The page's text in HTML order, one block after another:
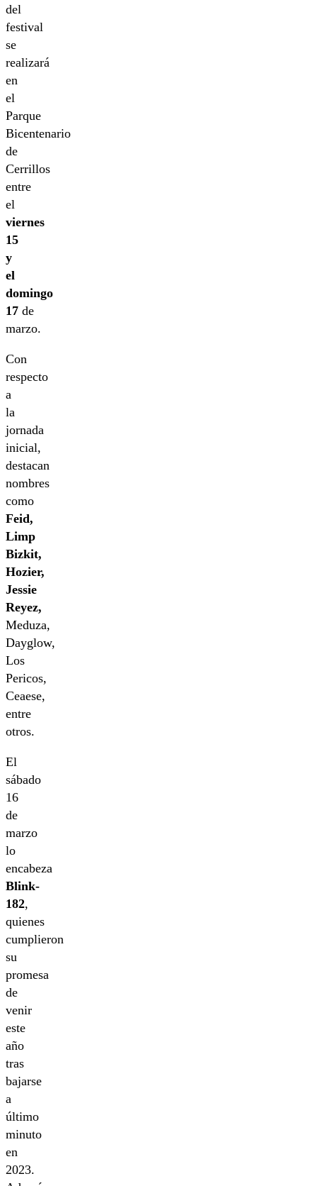
del
festival
se
realizará
en
el
Parque
Bicentenario
de
Cerrillos
entre
el
viernes
15
y
el
domingo
17 de
marzo.
Con
respecto
a
la
jornada
inicial,
destacan
nombres
como
Feid,
Limp
Bizkit,
Hozier,
Jessie
Reyez,
Meduza,
Dayglow,
Los
Pericos,
Ceaese,
entre
otros.
El
sábado
16
de
marzo
lo
encabeza
Blink-
182,
quienes
cumplieron
su
promesa
de
venir
este
año
tras
bajarse
a
último
minuto
en
2023.